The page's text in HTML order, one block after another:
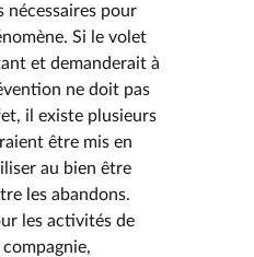
nécessaires pour
Si le volet
et demanderait à
ne doit pas
il existe plusieurs
être mis en
au bien être
les abandons.
les activités de